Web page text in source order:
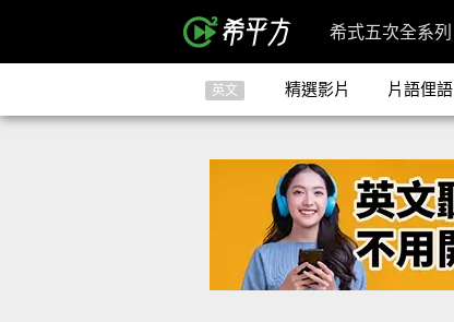
希式五次全系列
英文 精選影片 片語俚語